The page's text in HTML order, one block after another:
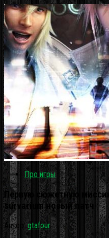
Про игры
Первую сюжетную
survarium новый патч
Автор:gtafour ·